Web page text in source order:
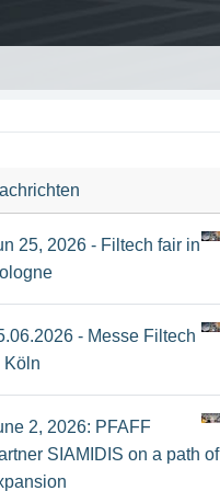
25, 2026 - Filtech fair in
- Messe Filtech
Köln
2, 2026: PFAFF
SIAMIDIS on a path of